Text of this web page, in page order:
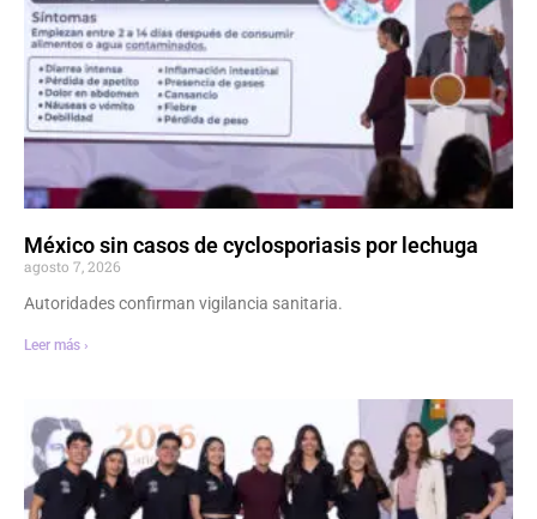
México sin casos de cyclosporiasis por lechuga
agosto 7, 2026
Autoridades confirman vigilancia sanitaria.
Leer más ›